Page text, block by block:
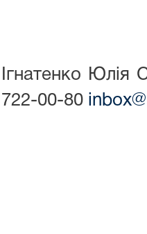
Ігнатенко Юлія
722-00-80